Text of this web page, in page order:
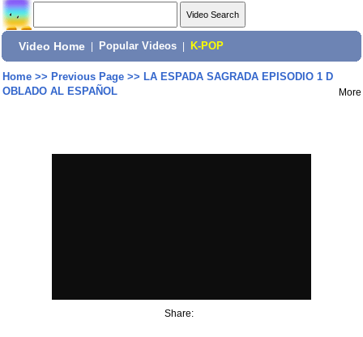
Video Home Popular Videos K-POP
Home>> Previous Page>> LA ESPADA SAGRADA EPISODIO 1 D
OBLADO AL ESPAÑOL
More
Share: